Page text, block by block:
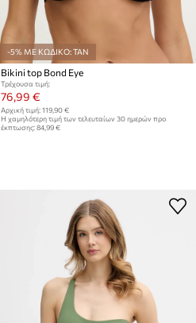
-5% ΜΕ ΚΩΔΙΚΟ: TAN
Bikini top Bond Eye
Τρέχουσα τιμή:
76,99 €
Αρχική τιμή: 119,90 €
Η χαμηλότερη τιμή των τελευταίων 30 ημερών προ
έκπτωσης: 84,99 €